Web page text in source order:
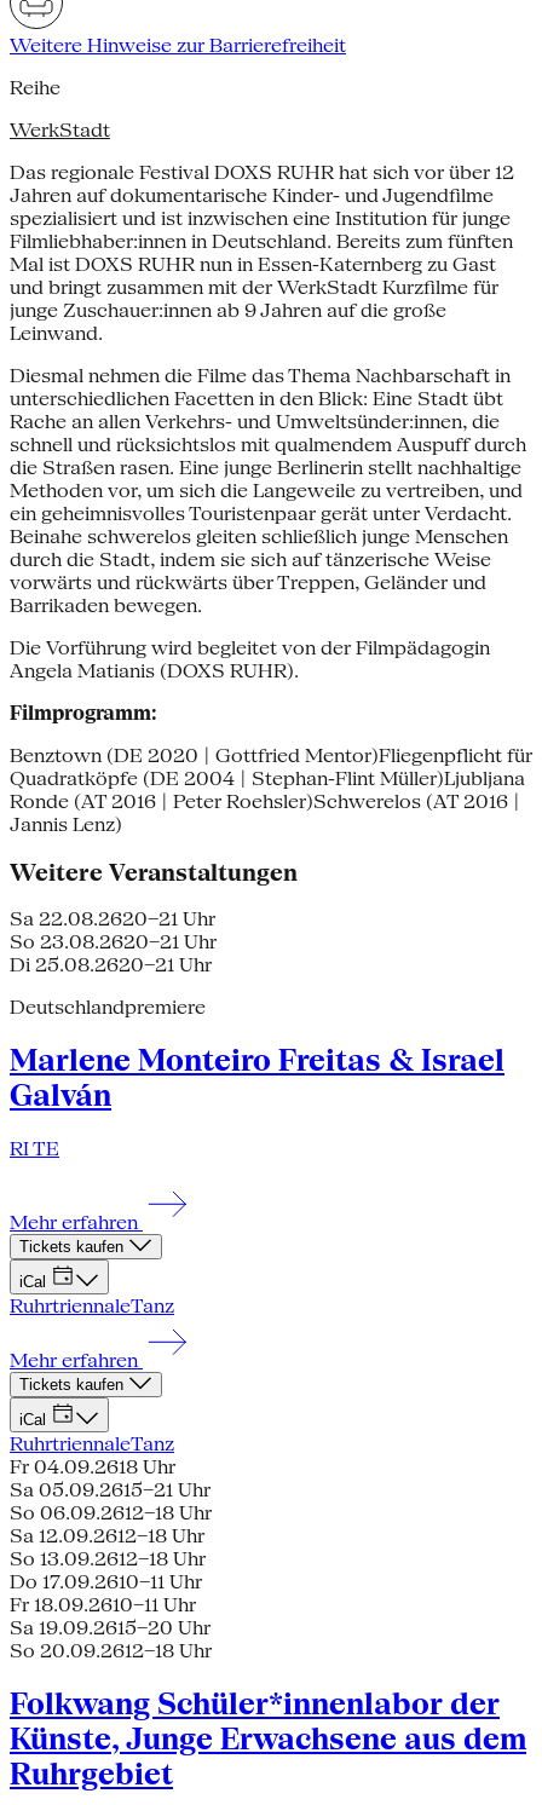
Weitere Hinweise zur Barrierefreiheit
Reihe
WerkStadt
Das regionale Festival DOXS RUHR hat sich vor über 12
Jahren auf dokumentarische Kinder- und Jugendfilme
spezialisiert und ist inzwischen eine Institution für junge
Filmliebhaber:innen in Deutschland. Bereits zum fünften
Mal ist DOXS RUHR nun in Essen-Katernberg zu Gast
und bringt zusammen mit der WerkStadt Kurzfilme für
junge Zuschauer:innen ab 9 Jahren auf die große
Leinwand.
Diesmal nehmen die Filme das Thema Nachbarschaft in
unterschiedlichen Facetten in den Blick: Eine Stadt übt
Rache an allen Verkehrs- und Umweltsünder:innen, die
schnell und rücksichtslos mit qualmendem Auspuff durch
die Straßen rasen. Eine junge Berlinerin stellt nachhaltige
Methoden vor, um sich die Langeweile zu vertreiben, und
ein geheimnisvolles Touristenpaar gerät unter Verdacht.
Beinahe schwerelos gleiten schließlich junge Menschen
durch die Stadt, indem sie sich auf tänzerische Weise
vorwärts und rückwärts über Treppen, Geländer und
Barrikaden bewegen.
Die Vorführung wird begleitet von der Filmpädagogin
Angela Matianis (DOXS RUHR).
Filmprogramm:
Benztown (DE 2020 | Gottfried Mentor)Fliegenpflicht für
Quadratköpfe (DE 2004 | Stephan-Flint Müller)Ljubljana
Ronde (AT 2016 | Peter Roehsler)Schwerelos (AT 2016 |
Jannis Lenz)
Weitere Veranstaltungen
Sa 22.08.2620–21 Uhr
So 23.08.2620–21 Uhr
Di 25.08.2620–21 Uhr
Deutschlandpremiere
Marlene Monteiro Freitas & Israel
Galván
RI TE
Mehr erfahren
Tickets kaufen
iCal
RuhrtriennaleTanz
Mehr erfahren
Tickets kaufen
iCal
RuhrtriennaleTanz
Fr 04.09.2618 Uhr
Sa 05.09.2615–21 Uhr
So 06.09.2612–18 Uhr
Sa 12.09.2612–18 Uhr
So 13.09.2612–18 Uhr
Do 17.09.2610–11 Uhr
Fr 18.09.2610–11 Uhr
Sa 19.09.2615–20 Uhr
So 20.09.2612–18 Uhr
Folkwang Schüler*innenlabor der
Künste, Junge Erwachsene aus dem
Ruhrgebiet